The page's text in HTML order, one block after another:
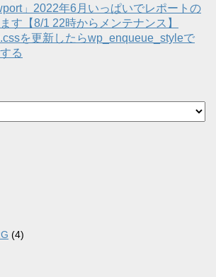
」2022年6月いっぱいでレポートの
す【8/1 22時からメンテナンス】
を更新したらwp_enqueue_styleで
る
(4)